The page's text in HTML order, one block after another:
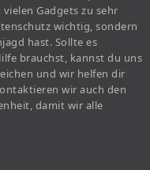
Gadgets zu sehr
wichtig, sondern
hast. Sollte es
brauchst, kannst du uns
und wir helfen dir
wir auch den
damit wir alle